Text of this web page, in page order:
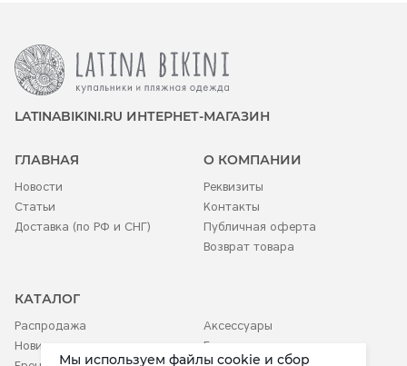
LATINABIKINI.RU ИНТЕРНЕТ-МАГАЗИН
ГЛАВНАЯ
Новости
Статьи
Доставка (по РФ и СНГ)
О КОМПАНИИ
Реквизиты
Контакты
Публичная оферта
Возврат товара
КАТАЛОГ
Распродажа
Новинки
Аксессуары
Белье
Мы используем файлы cookie и сбор